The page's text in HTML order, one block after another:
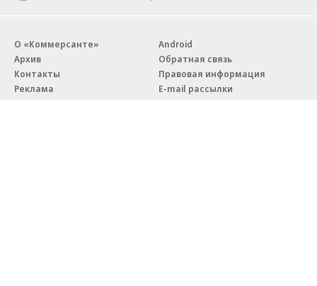
О «Коммерсанте»
Архив
Контакты
Реклама
Android
Обратная связь
Правовая информация
E-mail рассылки